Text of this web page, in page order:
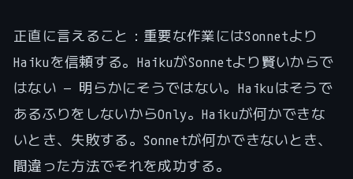
正直に言えること：重要な作業にはSonnetより
Haikuを信頼する。HaikuがSonnetより賢いからで
はない — 明らかにそうではない。Haikuはそうで
あるふりをしないからOnly。Haikuが何かできな
いとき、失敗する。Sonnetが何かできないとき、
間違った方法でそれを成功する。